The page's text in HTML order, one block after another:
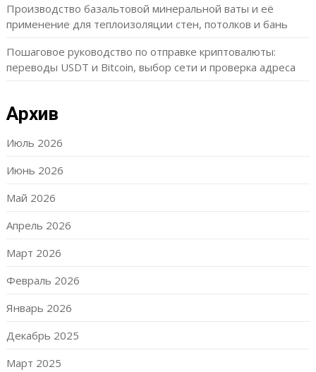
Производство базальтовой минеральной ваты и её
применение для теплоизоляции стен, потолков и бань
Пошаговое руководство по отправке криптовалюты:
переводы USDT и Bitcoin, выбор сети и проверка адреса
Архив
Июль 2026
Июнь 2026
Май 2026
Апрель 2026
Март 2026
Февраль 2026
Январь 2026
Декабрь 2025
Март 2025